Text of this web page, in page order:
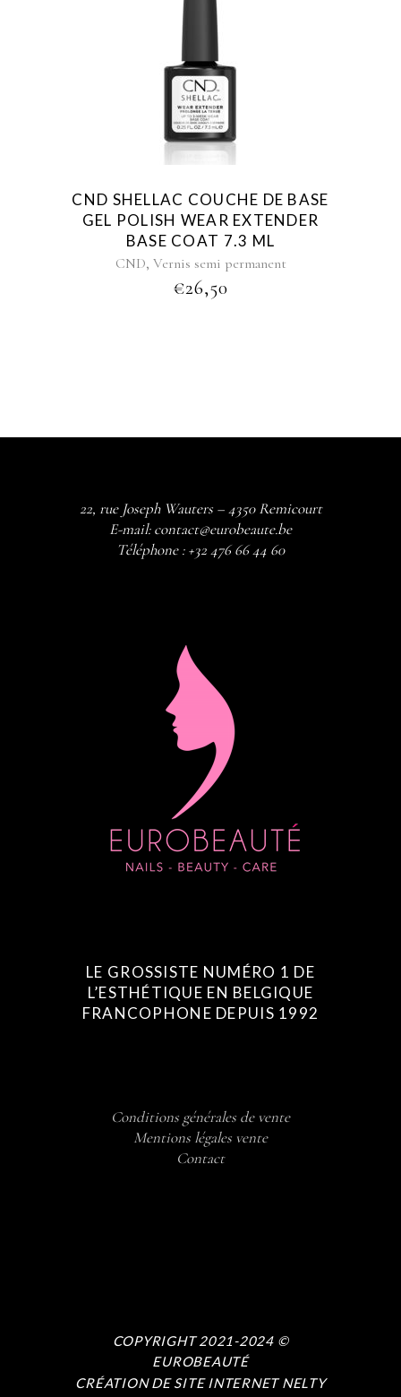
CND SHELLAC COUCHE DE BASE
GEL POLISH WEAR EXTENDER
BASE COAT 7.3 ML
CND, Vernis semi permanent
€26,50
22, rue Joseph Wauters – 4350 Remicourt
E-mail:contact@eurobeaute.be
Téléphone :+32 476 66 44 60
LE GROSSISTE NUMÉRO 1 DE
L’ESTHÉTIQUE EN BELGIQUE
FRANCOPHONE DEPUIS 1992
Conditions générales de vente
Mentions légales vente
Contact
COPYRIGHT 2021-2024 ©
EUROBEAUTÉ
CRÉATION DE SITE INTERNET NELTY